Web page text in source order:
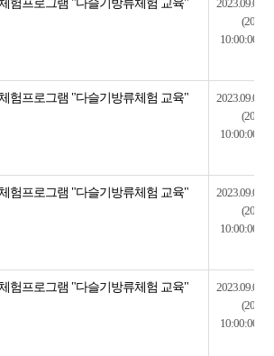
험프로그램 "다슬기방류체험 교육"
험프로그램 "다슬기방류체험 교육"
험프로그램 "다슬기방류체험 교육"
험프로그램 "다슬기방류체험 교육"